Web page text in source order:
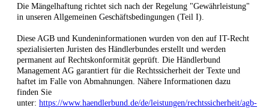
Die Mängelhaftung richtet sich nach der Regelung "Gewährleistung"
in unseren Allgemeinen Geschäftsbedingungen (Teil I).
Diese AGB und Kundeninformationen wurden von den auf IT-Recht
spezialisierten Juristen des Händlerbundes erstellt und werden
permanent auf Rechtskonformität geprüft. Die Händlerbund
Management AG garantiert für die Rechtssicherheit der Texte und
haftet im Falle von Abmahnungen. Nähere Informationen dazu
finden Sie
unter: https://www.haendlerbund.de/de/leistungen/rechtssicherheit/agb-